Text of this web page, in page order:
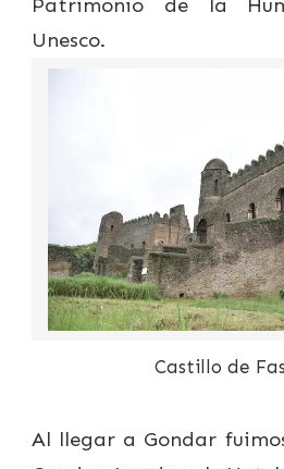
Patrimonio de la
Unesco.
Castillo de
Al llegar a Gondar